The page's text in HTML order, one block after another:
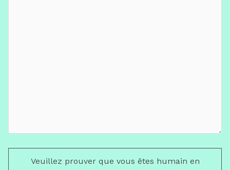
Veuillez prouver que vous êtes humain en